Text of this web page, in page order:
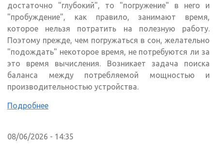
достаточно "глубокий", то "погружение" в него и
"пробуждение", как правило, занимают время,
которое нельзя потратить на полезную работу.
Поэтому прежде, чем погружаться в сон, желательно
"подождать" некоторое время, не потребуются ли за
это время вычисления. Возникает задача поиска
баланса между потребляемой мощностью и
производительностью устройства.
Подробнее
08/06/2026 - 14:35